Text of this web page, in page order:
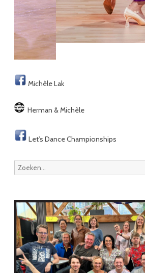
Michèle Lak
Herman & Michèle
Let’s Dance Championships
Zoeken
naar: